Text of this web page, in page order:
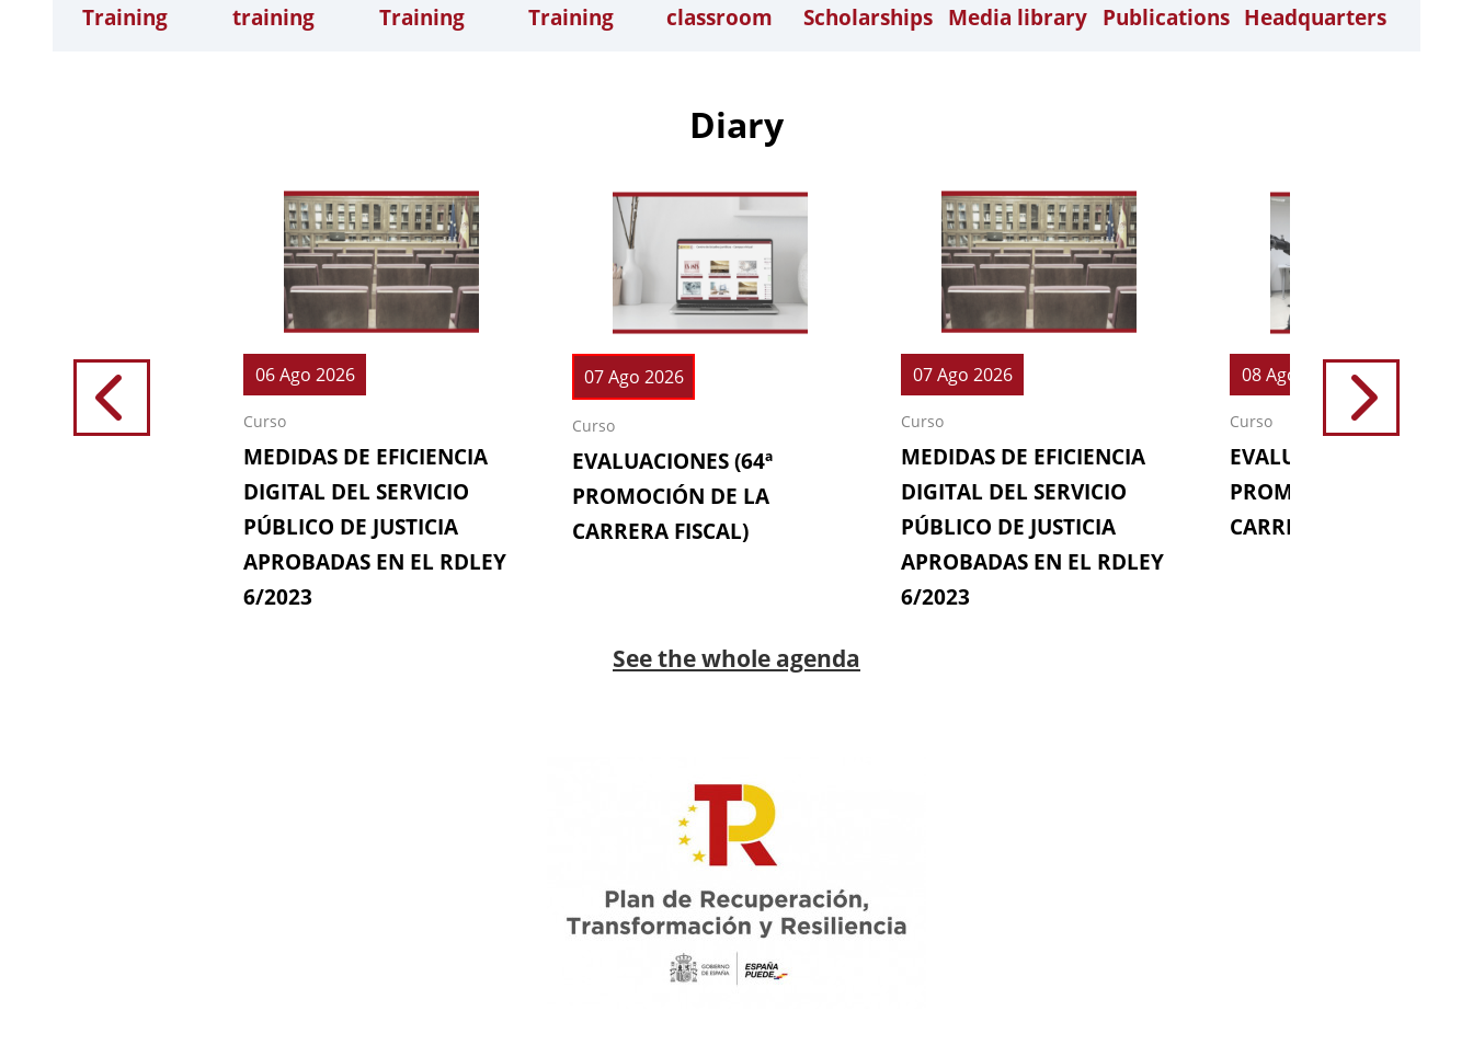
Training
training
Training
Training
classroom
Scholarships Media library Publications Headquarters
Diary
06 Ago 2026
Curso
MEDIDAS DE EFICIENCIA
DIGITAL DEL SERVICIO
PÚBLICO DE JUSTICIA
APROBADAS EN EL RDLEY
6/2023
07 Ago 2026
Curso
EVALUACIONES (64ª
PROMOCIÓN DE LA
CARRERA FISCAL)
07 Ago 2026
Curso
MEDIDAS DE EFICIENCIA
DIGITAL DEL SERVICIO
PÚBLICO DE JUSTICIA
APROBADAS EN EL RDLEY
6/2023
08 Ago 2026
Curso
EVALUACIONES (64ª
PROMOCIÓN DE LA
CARRERA FISCAL)
See the whole agenda